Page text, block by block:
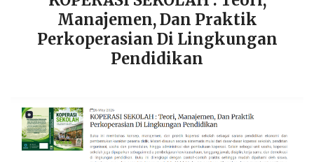
Manajemen, Dan Praktik
Perkoperasian Di Lingkungan
Pendidikan